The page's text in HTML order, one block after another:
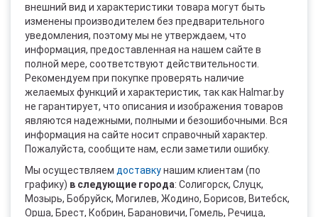
внешний вид и характеристики товара могут быть
изменены производителем без предварительного
уведомления, поэтому мы не утверждаем, что
информация, предоставленная на нашем сайте в
полной мере, соответствуют действительности.
Рекомендуем при покупке проверять наличие
желаемых функций и характеристик, так как Halmar.by
не гарантирует, что описания и изображения товаров
являются надежными, полными и безошибочными. Вся
информация на сайте носит справочный характер.
Пожалуйста, сообщите нам, если заметили ошибку.
Мы осуществляем доставкунашим клиентам (по
графику) в следующие города: Солигорск, Слуцк,
Мозырь, Бобруйск, Могилев, Жодино, Борисов, Витебск,
Орша, Брест, Кобрин, Барановичи, Гомель, Речица,